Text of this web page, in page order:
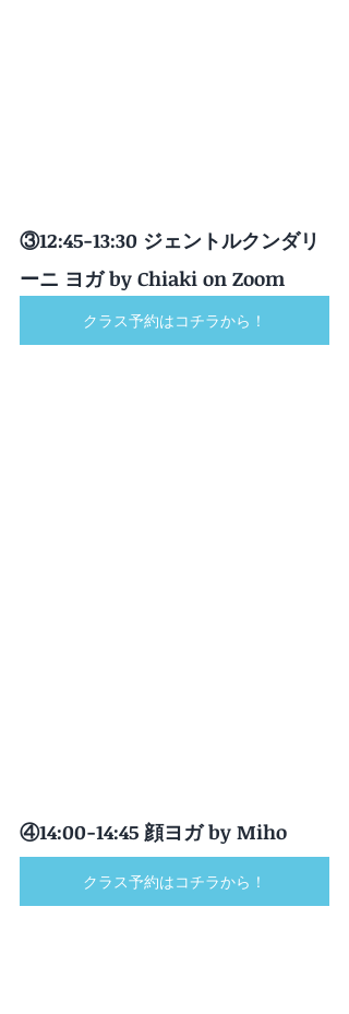
③12:45-13:30 ジェントルクンダリ
ーニ ヨガ by Chiaki on Zoom
クラス予約はコチラから！
④14:00-14:45 顔ヨガ by Miho
クラス予約はコチラから！